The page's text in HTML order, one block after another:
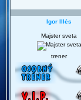
Igor Illés
Majster sveta
trener